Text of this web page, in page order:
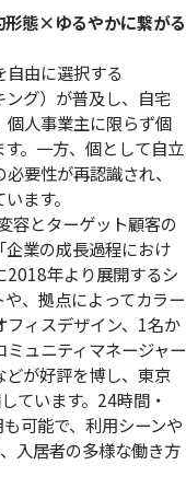
態×ゆるやかに繋がる
由に選択する
ング）が普及し、自宅
個人事業主に限らず個
。一方、個として自立
要性が再認識され、
ます。
容とターゲット顧客の
業の成長過程におけ
2018年より展開するシ
、拠点によってカラー
ィスデザイン、1名か
ュニティマネージャー
が好評を博し、東京
ています。24時間・
可能で、利用シーンや
入居者の多様な働き方